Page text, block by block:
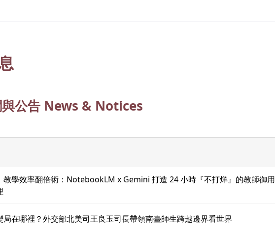
與公告 News & Notices
教學效率翻倍術：NotebookLM x Gemini 打造 24 小時『不打烊』的教師御用
局在哪裡？外交部北美司王良玉司長帶領南臺師生跨越邊界看世界